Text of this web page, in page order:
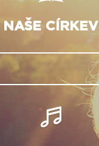
NAŠE CÍRKEV